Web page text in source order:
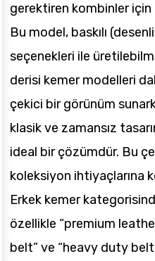
gerektiren kombinler için
Bu model, baskılı
seçenekleri ile
derisi kemer modelleri
çekici bir görünüm
klasik ve zamansız
ideal bir çözümdür. Bu
koleksiyon ihtiyaçlarına
Erkek kemer
özellikle “premium
belt” ve “heavy duty